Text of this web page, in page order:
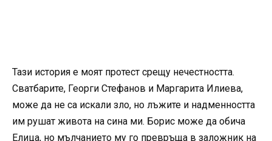
Тази история е моят протест срещу нечестността.
Сватбарите, Георги Стефанов и Маргарита Илиева,
може да не са искали зло, но лъжите и надменността
им рушат живота на сина ми. Борис може да обича
Елица, но мълчанието му го превръща в заложник на